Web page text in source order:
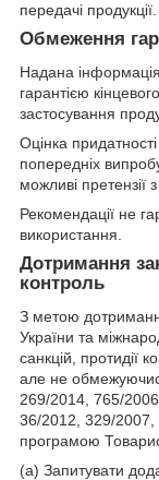
передачі продукції.
Обмеження
Надана
гарантією
застосування
Оцінка
попередніх
можливі претензії з
Рекомендації не
використання.
Дотримання
контроль
З метою
України та
санкцій, протидії
але не
269/2014, 765/
36/2012, 329/2007,
програмою
(а) Запитувати